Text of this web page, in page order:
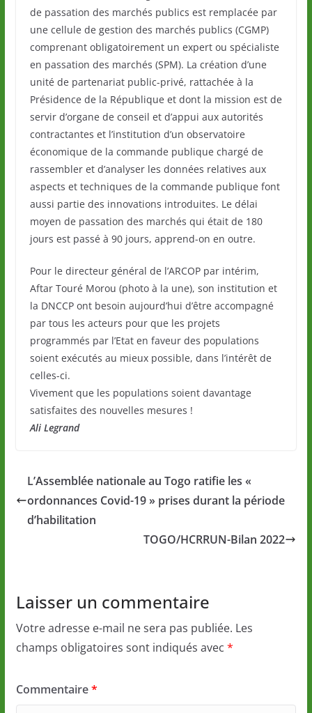
de passation des marchés publics est remplacée par
une cellule de gestion des marchés publics (CGMP)
comprenant obligatoirement un expert ou spécialiste
en passation des marchés (SPM). La création d’une
unité de partenariat public-privé, rattachée à la
Présidence de la République et dont la mission est de
servir d’organe de conseil et d’appui aux autorités
contractantes et l’institution d’un observatoire
économique de la commande publique chargé de
rassembler et d’analyser les données relatives aux
aspects et techniques de la commande publique font
aussi partie des innovations introduites. Le délai
moyen de passation des marchés qui était de 180
jours est passé à 90 jours, apprend-on en outre.
Pour le directeur général de l’ARCOP par intérim,
Aftar Touré Morou (photo à la une), son institution et
la DNCCP ont besoin aujourd’hui d’être accompagné
par tous les acteurs pour que les projets
programmés par l’Etat en faveur des populations
soient exécutés au mieux possible, dans l’intérêt de
celles-ci.
Vivement que les populations soient davantage
satisfaites des nouvelles mesures !
Ali Legrand
L’Assemblée nationale au Togo ratifie les «
ordonnances Covid-19 » prises durant la période
d’habilitation
TOGO/HCRRUN-Bilan 2022
Laisser un commentaire
Votre adresse e-mail ne sera pas publiée. Les
champs obligatoires sont indiqués avec *
Commentaire*